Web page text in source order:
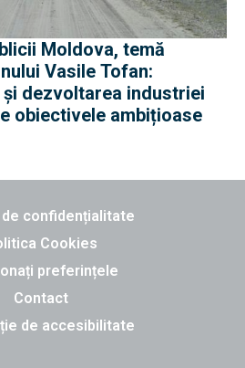
Moldova, temă
Vasile Tofan:
dezvoltarea industriei
obiectivele ambițioase
confidențialitate
Cookies
preferințele
Contact
de accesibilitate